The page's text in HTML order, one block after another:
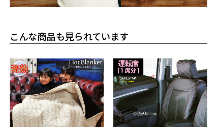
こんな商品も見られています